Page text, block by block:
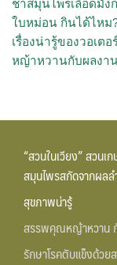
ชาสมุนไพรเลือดมัง
ใบหม่อน กินได้ไหม
เรื่องน่ารู้ของวอเต
หญ้าหวานกับผลงา
“สวนในเวียง” สวน
สมุนไพรสกัดจากผลล
สุขภาพน่ารู้
สรรพคุณหญ้าหวาน
รักษาโรคตับแข็งด้วย